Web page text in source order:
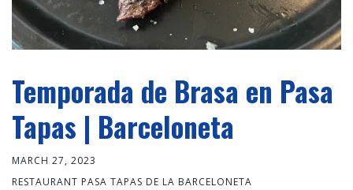
Temporada de Brasa en Pasa
Tapas | Barceloneta
MARCH 27, 2023
RESTAURANT PASA TAPAS DE LA BARCELONETA